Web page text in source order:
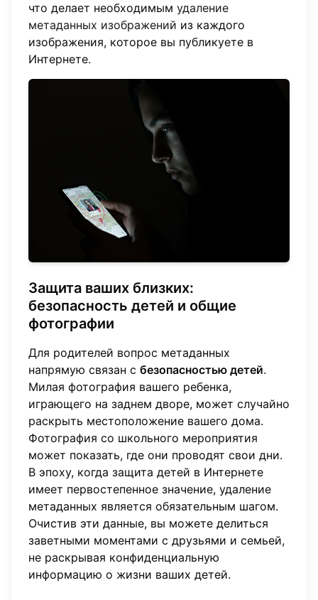
что делает необходимым удаление
метаданных изображений из каждого
изображения, которое вы публикуете в
Интернете.
Защита ваших близких:
безопасность детей и общие
фотографии
Для родителей вопрос метаданных
напрямую связан с безопасностью детей.
Милая фотография вашего ребенка,
играющего на заднем дворе, может случайно
раскрыть местоположение вашего дома.
Фотография со школьного мероприятия
может показать, где они проводят свои дни.
В эпоху, когда защита детей в Интернете
имеет первостепенное значение, удаление
метаданных является обязательным шагом.
Очистив эти данные, вы можете делиться
заветными моментами с друзьями и семьей,
не раскрывая конфиденциальную
информацию о жизни ваших детей.